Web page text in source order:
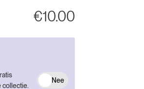
€10.00
collectie.
Nee